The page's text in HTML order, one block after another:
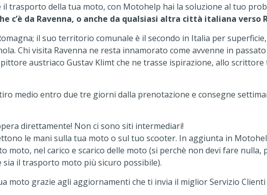
trasporto della tua moto, con Motohelp hai la soluzione al tuo
da Ravenna, o anche da qualsiasi altra città italiana verso
il suo territorio comunale è il secondo in Italia per
Chi visita Ravenna ne resta innamorato come avvenne in passato
austriaco Gustav Klimt che ne trasse ispirazione, allo scrittore
medio entro due tre giorni dalla prenotazione e consegne
direttamente! Non ci sono siti intermediari!
le mani sulla tua moto o sul tuo scooter. In aggiunta in
nel carico e scarico delle moto (si perchè non devi fare nulla,
il trasporto moto più sicuro possibile).
moto grazie agli aggiornamenti che ti invia il miglior Servizio